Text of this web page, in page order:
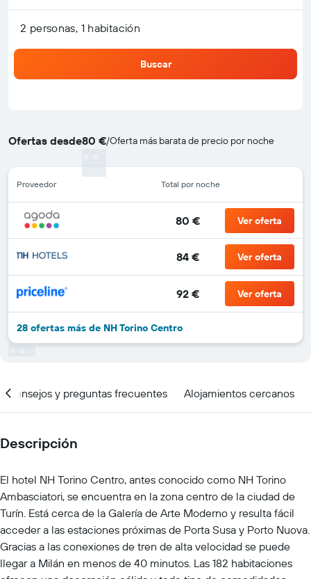
2 personas, 1 habitación
Buscar
Ofertas desde80 €/Oferta más barata de precio por noche
Proveedor Total por noche
80 € Ver oferta
84 € Ver oferta
92 € Ver oferta
28 ofertas más de NH Torino Centro
Consejos y preguntas frecuentes Alojamientos cercanos
Descripción
El hotel NH Torino Centro, antes conocido como NH Torino
Ambasciatori, se encuentra en la zona centro de la ciudad de
Turín. Está cerca de la Galería de Arte Moderno y resulta fácil
acceder a las estaciones próximas de Porta Susa y Porto Nuova.
Gracias a las conexiones de tren de alta velocidad se puede
llegar a Milán en menos de 40 minutos. Las 182 habitaciones